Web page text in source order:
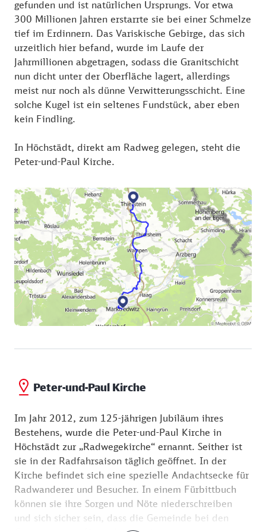
Thiersteiner Burgsommer veranstaltet.
gefunden und ist natürlichen Ursprungs. Vor etwa
300 Millionen Jahren erstarrte sie bei einer Schmelze
tief im Erdinnern. Das Variskische Gebirge, das sich
urzeitlich hier befand, wurde im Laufe der
Jahrmillionen abgetragen, sodass die Granitschicht
nun dicht unter der Oberfläche lagert, allerdings
meist nur noch als dünne Verwitterungsschicht. Eine
solche Kugel ist ein seltenes Fundstück, aber eben
kein Findling.
In Höchstädt, direkt am Radweg gelegen, steht die
Peter-und-Paul Kirche.
Peter-und-Paul Kirche
Im Jahr 2012, zum 125-jährigen Jubiläum ihres
Bestehens, wurde die Peter-und-Paul Kirche in
Höchstädt zur „Radwegekirche“ ernannt. Seither ist
sie in der Radfahrsaison täglich geöffnet. In der
Kirche befindet sich eine spezielle Andachtsecke für
Radwanderer und Besucher. In einem Fürbittbuch
können sie ihre Sorgen und Nöte niederschreiben
und sich sicher sein, dass die Gemeinde bei den